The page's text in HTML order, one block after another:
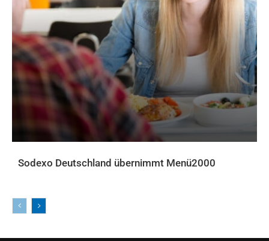
Sodexo Deutschland übernimmt Menü2000